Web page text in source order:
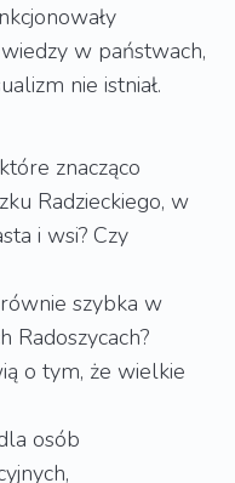
w państwach,
nie istniał.
znacząco
Radzieckiego, w
i wsi? Czy
szybka w
Radoszycach?
o tym, że wielkie
osób